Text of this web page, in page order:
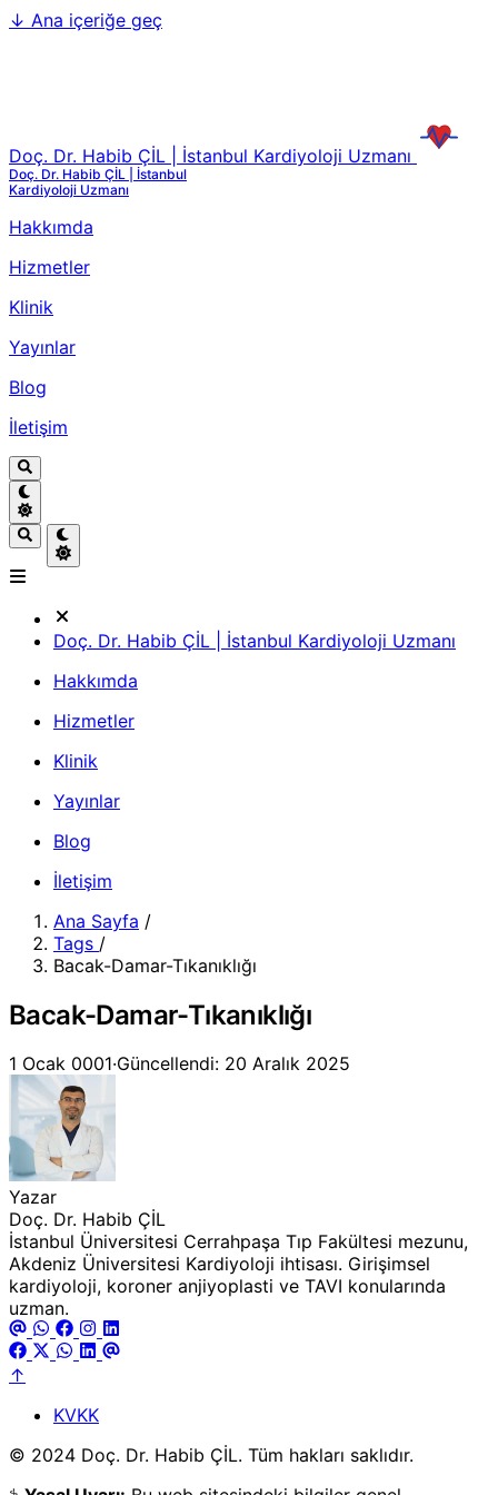
↓ Ana içeriğe geç
Doç. Dr. Habib ÇİL | İstanbul Kardiyoloji Uzmanı
Doç. Dr. Habib ÇİL | İstanbul
Kardiyoloji Uzmanı
Hakkımda
Hizmetler
Klinik
Yayınlar
Blog
İletişim
Doç. Dr. Habib ÇİL | İstanbul Kardiyoloji Uzmanı
Hakkımda
Hizmetler
Klinik
Yayınlar
Blog
İletişim
Ana Sayfa /
Tags /
Bacak-Damar-Tıkanıklığı
Bacak-Damar-Tıkanıklığı
1 Ocak 0001·Güncellendi: 20 Aralık 2025
Yazar
Doç. Dr. Habib ÇİL
İstanbul Üniversitesi Cerrahpaşa Tıp Fakültesi mezunu,
Akdeniz Üniversitesi Kardiyoloji ihtisası. Girişimsel
kardiyoloji, koroner anjiyoplasti ve TAVI konularında
uzman.
↑
KVKK
© 2024 Doç. Dr. Habib ÇİL. Tüm hakları saklıdır.